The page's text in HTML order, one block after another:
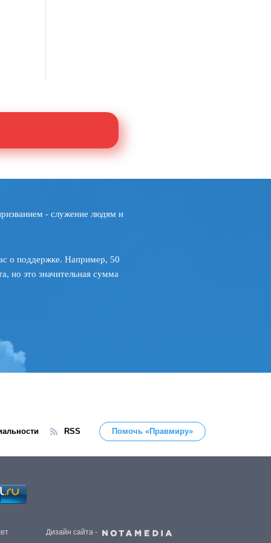
- служение людям и
о поддержке. Например, 50
но это значительная сумма
RSS Помочь «Правмиру»
Дизайн сайта -